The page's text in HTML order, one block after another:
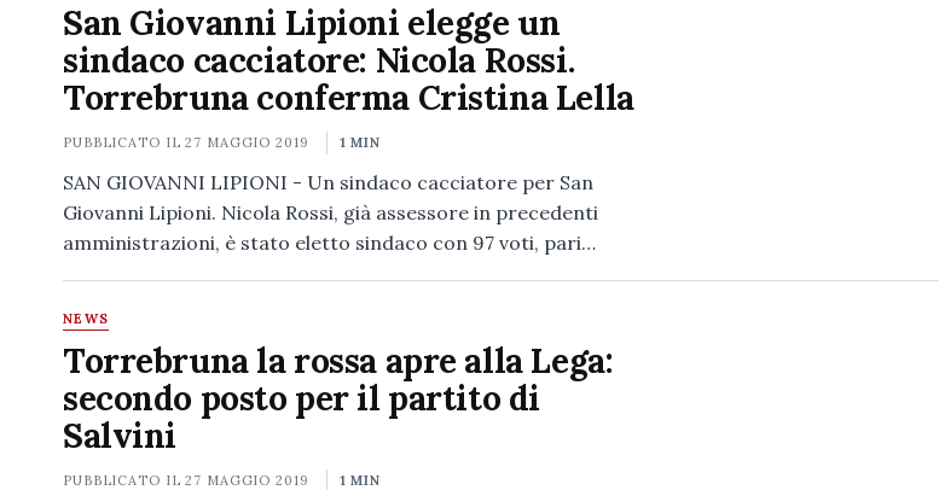
San Giovanni Lipioni elegge un
sindaco cacciatore: Nicola Rossi.
Torrebruna conferma Cristina Lella
PUBBLICATO IL27 MAGGIO 2019 1 MIN
SAN GIOVANNI LIPIONI - Un sindaco cacciatore per San
Giovanni Lipioni. Nicola Rossi, già assessore in precedenti
amministrazioni, è stato eletto sindaco con 97 voti, pari…
NEWS
Torrebruna la rossa apre alla Lega:
secondo posto per il partito di
Salvini
PUBBLICATO IL27 MAGGIO 2019 1 MIN